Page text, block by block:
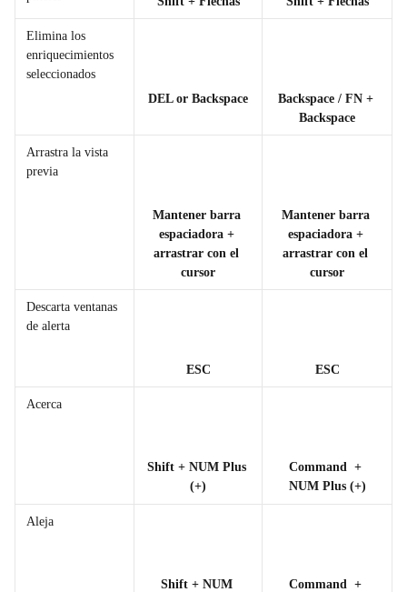
Elimina los
enriquecimientos
seleccionados
DEL or Backspace
Backspace / FN +
Backspace
Arrastra la vista
previa
Mantener barra
espaciadora +
arrastrar con el
cursor
Mantener barra
espaciadora +
arrastrar con el
cursor
Descarta ventanas
de alerta
ESC ESC
Acerca
Shift + NUM Plus
(+)
Command  +
NUM Plus (+)
Aleja
Shift + NUM
Command  +